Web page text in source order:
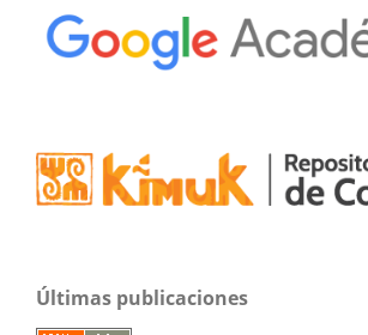
Últimas publicaciones